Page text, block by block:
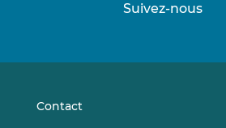
Suivez-nous
Contact